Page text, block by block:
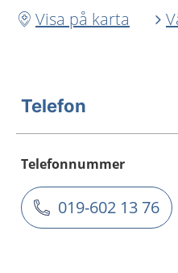
Visa på karta
Telefon
Telefonnummer
019-602 13 76